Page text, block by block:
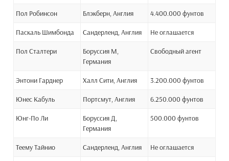
Пол Робинсон Блэкберн, Англия 4.400.000 фунтов
Паскаль Шимбонда Сандерленд, Англия Не оглашается
Пол Сталтери
Боруссия М,
Германия
Свободный агент
Энтони Гарднер Халл Сити, Англия 3.200.000 фунтов
Юнес Кабуль Портсмут, Англия 6.250.000 фунтов
Юнг-По Ли
Боруссия Д,
Германия
500.000 фунтов
Теему Тайнио Сандерленд, Англия Не оглашается